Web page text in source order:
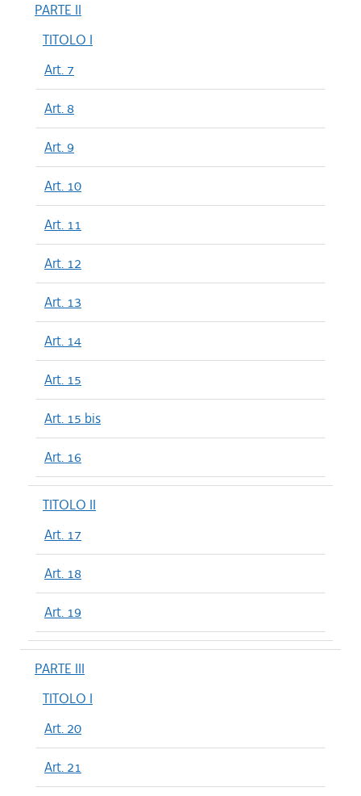
PARTE II
TITOLO I
Art. 7
Art. 8
Art. 9
Art. 10
Art. 11
Art. 12
Art. 13
Art. 14
Art. 15
Art. 15 bis
Art. 16
TITOLO II
Art. 17
Art. 18
Art. 19
PARTE III
TITOLO I
Art. 20
Art. 21